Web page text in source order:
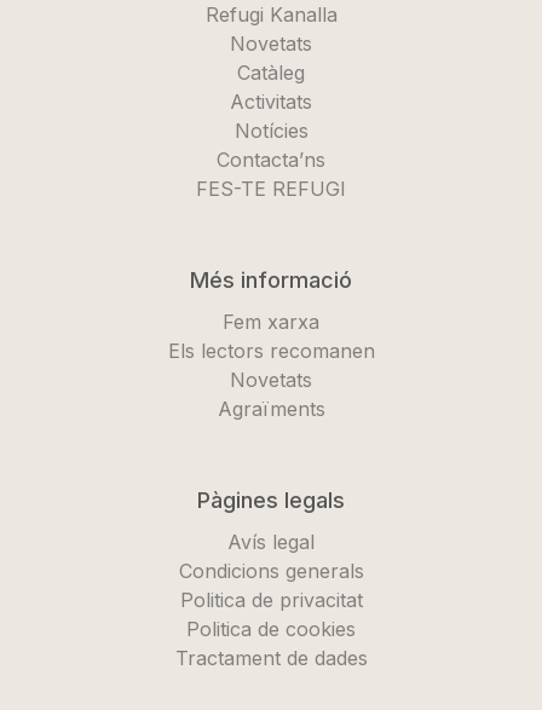
Refugi Kanalla
Novetats
Catàleg
Activitats
Notícies
Contacta’ns
FES-TE REFUGI
Més informació
Fem xarxa
Els lectors recomanen
Novetats
Agraïments
Pàgines legals
Avís legal
Condicions generals
Politica de privacitat
Politica de cookies
Tractament de dades